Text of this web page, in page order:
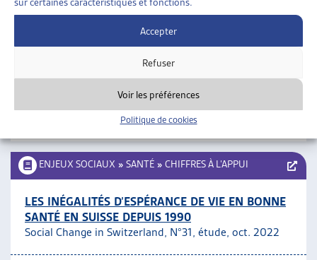
Accepter
Refuser
Voir les préférences
Politique de cookies
»
PROJET « VIVRE AVEC LA DIVERSITÉ »
Prévention et promotion de la santé,Santé
ENJEUX SOCIAUX » SANTÉ » CHIFFRES À L’APPUI
LES INÉGALITÉS D’ESPÉRANCE DE VIE EN BONNE
SANTÉ EN SUISSE DEPUIS 1990
Social Change in Switzerland, N°31, étude, oct. 2022